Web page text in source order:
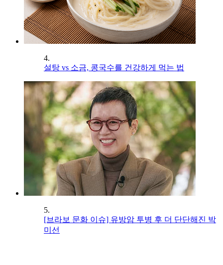
4.
설탕 vs 소금, 콩국수를 건강하게 먹는 법
5.
[브라보 문화 이슈] 유방암 투병 후 더 단단해진 박
미선